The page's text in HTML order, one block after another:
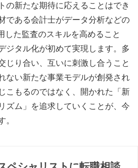
の新たな期待に応えることはでき
である会計士がデータ分析などの
した監査のスキルを高めること
ジタル化が初めて実現します。多
じり合い、互いに刺激し合うこと
ない新たな事業モデルが創発され
こもるのではなく、開かれた「新
ズム」を追求していくことが、今
。